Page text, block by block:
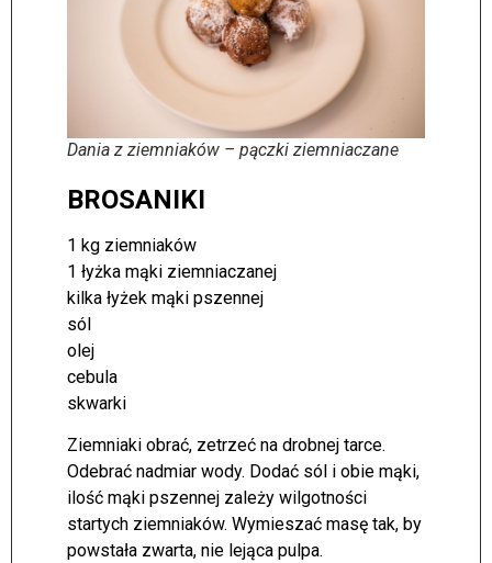
Dania z ziemniaków – pączki ziemniaczane
BROSANIKI
1 kg ziemniaków
1 łyżka mąki ziemniaczanej
kilka łyżek mąki pszennej
sól
olej
cebula
skwarki
Ziemniaki obrać, zetrzeć na drobnej tarce.
Odebrać nadmiar wody. Dodać sól i obie mąki,
ilość mąki pszennej zależy wilgotności
startych ziemniaków. Wymieszać masę tak, by
powstała zwarta, nie lejąca pulpa.